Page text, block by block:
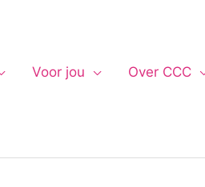
Voor jou Over CCC